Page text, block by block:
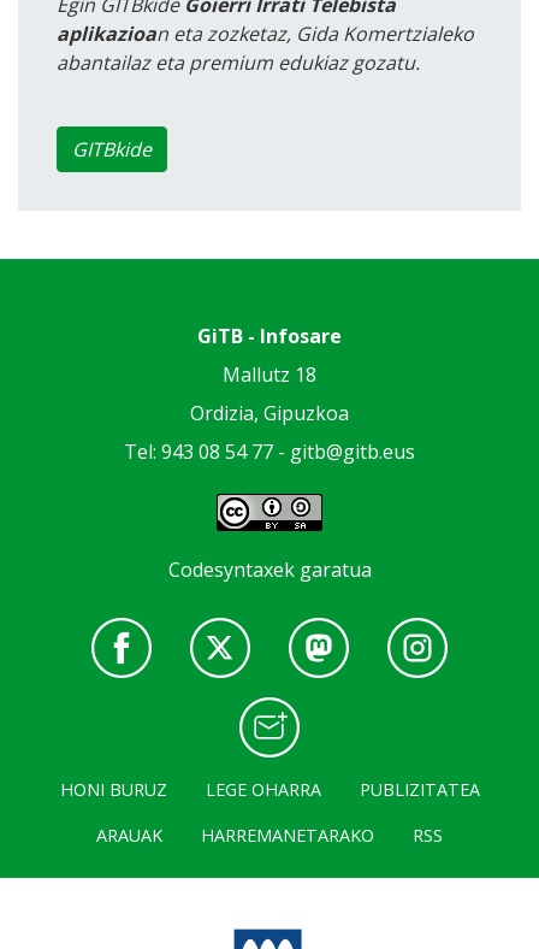
aplikazioan eta zozketaz, Gida Komertzialeko
abantailaz eta premium edukiaz gozatu.
GITBkide
GiTB - Infosare
Mallutz 18
Ordizia, Gipuzkoa
Tel: 943 08 54 77 - gitb@gitb.eus
Codesyntaxek garatua
HONI BURUZ LEGE OHARRA
PUBLIZITATEA
ARAUAK
HARREMANETARAKO RSS